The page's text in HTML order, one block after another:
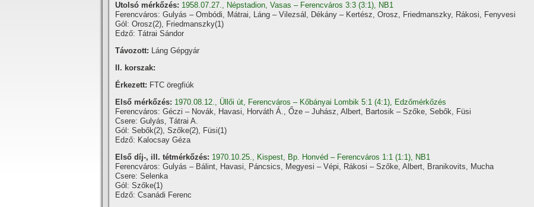
Utolsó mérkőzés: 1958.07.27., Népstadion, Vasas – Ferencváros 3:3 (3:1), NB1
Ferencváros: Gulyás – Ombódi, Mátrai, Láng – Vilezsál, Dékány – Kertész, Orosz, Friedmanszky, Rákosi, Fenyvesi
Gól: Orosz(2), Friedmanszky(1)
Edző: Tátrai Sándor
Távozott: Láng Gépgyár
II. korszak:
Érkezett: FTC öregfiúk
Első mérkőzés: 1970.08.12., Üllői út, Ferencváros – Kőbányai Lombik 5:1 (4:1), Edzőmérkőzés
Ferencváros: Géczi – Novák, Havasi, Horváth Á., Őze – Juhász, Albert, Bartosik – Szőke, Sebők, Füsi
Csere: Gulyás, Tátrai A.
Gól: Sebők(2), Szőke(2), Füsi(1)
Edző: Kalocsay Géza
Első díj-, ill. tétmérkőzés: 1970.10.25., Kispest, Bp. Honvéd – Ferencváros 1:1 (1:1), NB1
Ferencváros: Gulyás – Bálint, Havasi, Páncsics, Megyesi – Vépi, Rákosi – Szőke, Albert, Branikovits, Mucha
Csere: Selenka
Gól: Szőke(1)
Edző: Csanádi Ferenc